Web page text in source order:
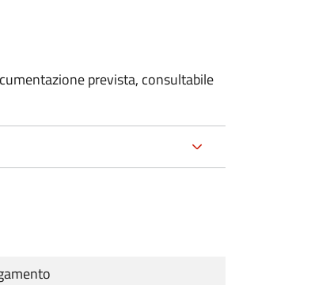
prevista, consultabile